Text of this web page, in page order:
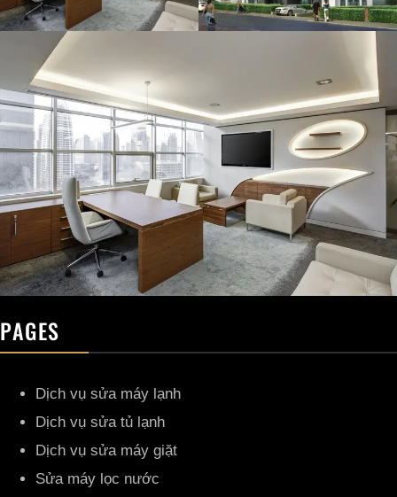
PAGES
Dịch vụ sửa máy lạnh
Dịch vụ sửa tủ lạnh
Dịch vụ sửa máy giặt
Sửa máy lọc nước